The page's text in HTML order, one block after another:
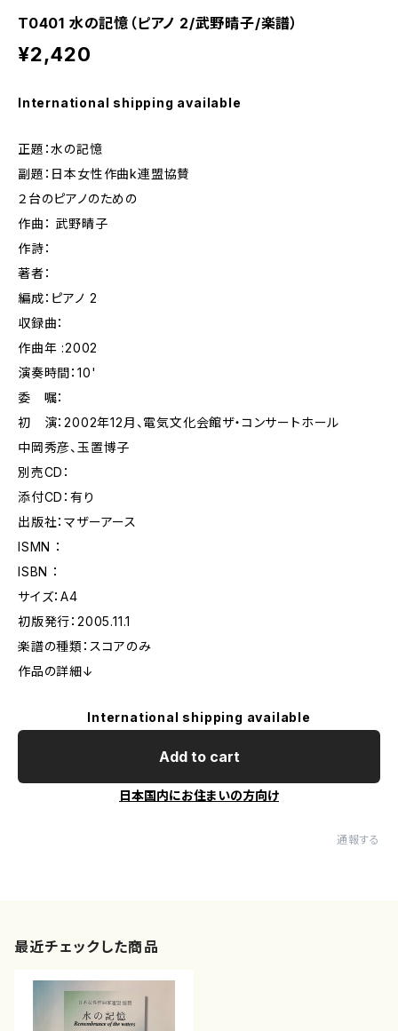
T0401 水の記憶（ピアノ 2/武野晴子/楽譜）
¥2,420
International shipping available
正題：水の記憶
副題：日本女性作曲k連盟協賛
２台のピアノのための
作曲： 武野晴子
作詩：
著者：
編成：ピアノ 2
収録曲：
作曲年 :2002
演奏時間：10'
委 嘱：
初 演：2002年12月、電気文化会館ザ・コンサートホール
中岡秀彦、玉置博子
別売CD：
添付CD：有り
出版社：マザーアース
ISMN ：
ISBN ：
サイズ：A4
初版発行：2005.11.1
楽譜の種類：スコアのみ
作品の詳細↓
International shipping available
Add to cart
日本国内にお住まいの方向け
通報する
最近チェックした商品